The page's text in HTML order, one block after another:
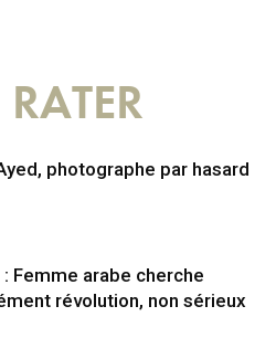
photographe par hasard
: Femme arabe cherche
révolution, non sérieux